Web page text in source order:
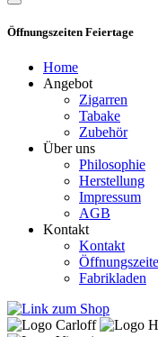
Öffnungszeiten Feiertage
Home
Angebot
Zigarren
Tabake
Zubehör
Über uns
Philosophie
Herstellung
Impressum
AGB
Kontakt
Kontakt
Fabrikladen